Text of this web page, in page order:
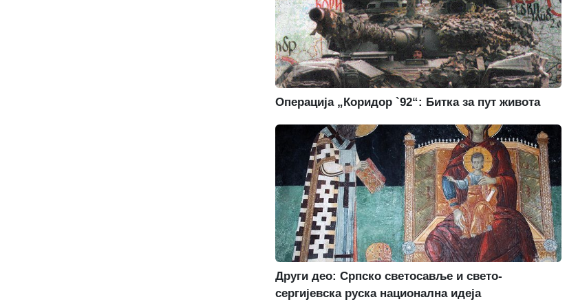
Операција „Коридор `92“: Битка за пут живота
Други део: Српско светосавље и свето-
сергијевска руска национална идеја